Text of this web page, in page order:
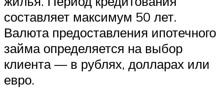
составляет максимум 50 лет.
Валюта предоставления ипотечного
займа определяется на выбор
клиента — в рублях, долларах или
евро.